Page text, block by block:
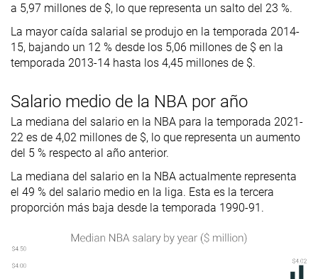
a 5,97 millones de $, lo que representa un salto del 23 %.
La mayor caída salarial se produjo en la temporada 2014-
15, bajando un 12 % desde los 5,06 millones de $ en la
temporada 2013-14 hasta los 4,45 millones de $.
Salario medio de la NBA por año
La mediana del salario en la NBA para la temporada 2021-
22 es de 4,02 millones de $, lo que representa un aumento
del 5 % respecto al año anterior.
La mediana del salario en la NBA actualmente representa
el 49 % del salario medio en la liga. Esta es la tercera
proporción más baja desde la temporada 1990-91.